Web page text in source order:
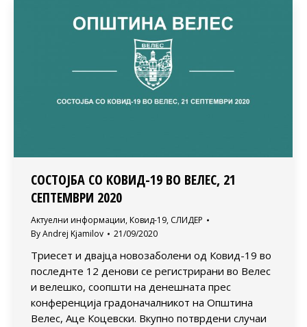
СОСТОЈБА СО КОВИД-19 ВО ВЕЛЕС, 21
СЕПТЕМВРИ 2020
Актуелни информации, Ковид-19, СЛИДЕР
ByAndrej Kjamilov 21/09/2020
Триесет и двајца новозаболени од Ковид-19 во
последнте 12 денови се регистрирани во Велес
и велешко, соопшти на денешната прес
конференција градоначалникот на Општина
Велес, Аце Коцевски. Вкупно потврдени случаи